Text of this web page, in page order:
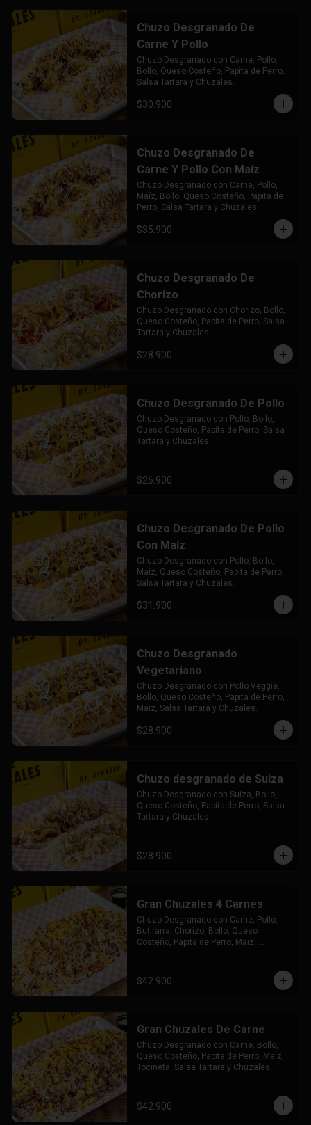
Chuzo Desgranado De
Carne Y Pollo
Chuzo Desgranado con Carne, Pollo,
Bollo, Queso Costeño, Papita de Perro,
Salsa Tartara y Chuzales.
$30.900
Chuzo Desgranado De
Carne Y Pollo Con Maíz
Chuzo Desgranado con Carne, Pollo,
Maíz, Bollo, Queso Costeño, Papita de
Perro, Salsa Tartara y Chuzales.
$35.900
Chuzo Desgranado De
Chorizo
Chuzo Desgranado con Chorizo, Bollo,
Queso Costeño, Papita de Perro, Salsa
Tartara y Chuzales.
$28.900
Chuzo Desgranado De Pollo
Chuzo Desgranado con Pollo, Bollo,
Queso Costeño, Papita de Perro, Salsa
Tartara y Chuzales.
$26.900
Chuzo Desgranado De Pollo
Con Maíz
Chuzo Desgranado con Pollo, Bollo,
Maíz, Queso Costeño, Papita de Perro,
Salsa Tartara y Chuzales.
$31.900
Chuzo Desgranado
Vegetariano
Chuzo Desgranado con Pollo Veggie,
Bollo, Queso Costeño, Papita de Perro,
Maiz, Salsa Tartara y Chuzales.
$28.900
Chuzo desgranado de Suiza
Chuzo Desgranado con Suiza, Bollo,
Queso Costeño, Papita de Perro, Salsa
Tartara y Chuzales.
$28.900
Gran Chuzales 4 Carnes
Chuzo Desgranado con Carne, Pollo,
Butifarra, Chorizo, Bollo, Queso
Costeño, Papita de Perro, Maiz,
$42.900
Gran Chuzales De Carne
Chuzo Desgranado con Carne, Bollo,
Queso Costeño, Papita de Perro, Maiz,
Tocineta, Salsa Tartara y Chuzales.
$42.900